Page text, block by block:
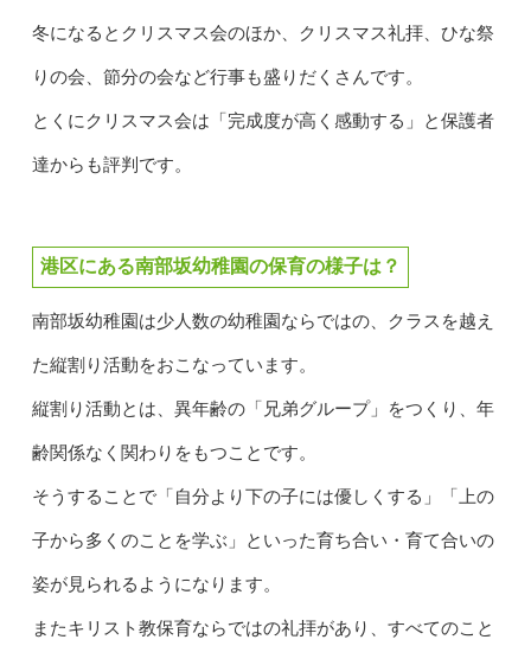
冬になるとクリスマス会のほか、クリスマス礼拝、ひな祭
りの会、節分の会など行事も盛りだくさんです。
とくにクリスマス会は「完成度が高く感動する」と保護者
達からも評判です。
港区にある南部坂幼稚園の保育の様子は？
南部坂幼稚園は少人数の幼稚園ならではの、クラスを越え
た縦割り活動をおこなっています。
縦割り活動とは、異年齢の「兄弟グループ」をつくり、年
齢関係なく関わりをもつことです。
そうすることで「自分より下の子には優しくする」「上の
子から多くのことを学ぶ」といった育ち合い・育て合いの
姿が見られるようになります。
またキリスト教保育ならではの礼拝があり、すべてのこと